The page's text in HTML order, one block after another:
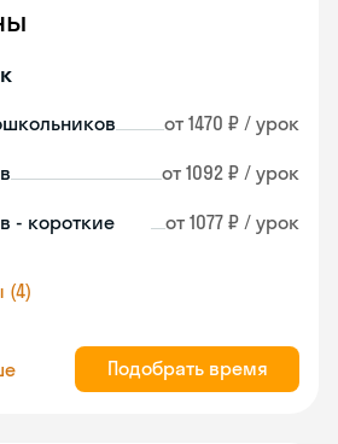
от 1470 ₽ / урок
от 1092 ₽ / урок
- короткие
от 1077 ₽ / урок
(4)
Подобрать время